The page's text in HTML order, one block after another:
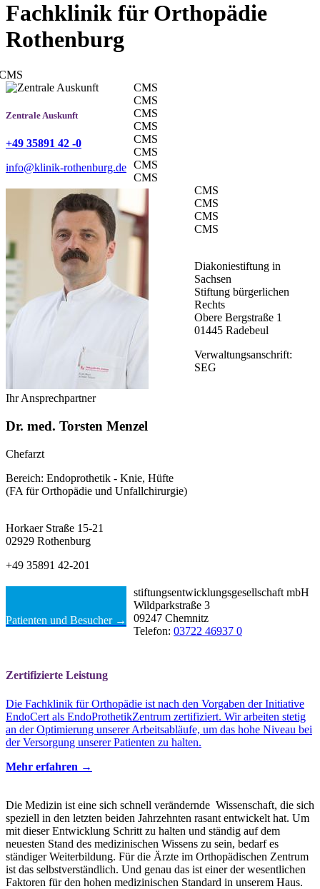
Fachklinik für Orthopädie
Rothenburg
Zentrale Auskunft
+49 35891 42 -0
info@klinik-rothenburg.de
CMS
Ihr Ansprechpartner
Dr. med. Torsten Menzel
Chefarzt
Bereich: Endoprothetik - Knie, Hüfte
(FA für Orthopädie und Unfallchirurgie)
Horkaer Straße 15-21
02929 Rothenburg
+49 35891 42-201
CMS
Patienten und Besucher →
CMS
Zertifizierte Leistung
Die Fachklinik für Orthopädie ist nach den Vorgaben der Initiative
EndoCert als EndoProthetikZentrum zertifiziert. Wir arbeiten stetig
an der Optimierung unserer Arbeitsabläufe, um das hohe Niveau bei
der Versorgung unserer Patienten zu halten.
Mehr erfahren →
CMS
Die Medizin ist eine sich schnell verändernde Wissenschaft, die sich
speziell in den letzten beiden Jahrzehnten rasant entwickelt hat. Um
mit dieser Entwicklung Schritt zu halten und ständig auf dem
neuesten Stand des medizinischen Wissens zu sein, bedarf es
ständiger Weiterbildung. Für die Ärzte im Orthopädischen Zentrum
ist das selbstverständlich. Und genau das ist einer der wesentlichen
Faktoren für den hohen medizinischen Standard in unserem Haus.
CMS
CMS
CMS
CMS
CMS
CMS
CMS
CMS
Diakoniestiftung in
Sachsen
Stiftung bürgerlichen
Rechts
Obere Bergstraße 1
01445 Radebeul
Verwaltungsanschrift:
SEG
stiftungsentwicklungsgesellschaft mbH
Wildparkstraße 3
09247 Chemnitz
Telefon: 03722 46937 0